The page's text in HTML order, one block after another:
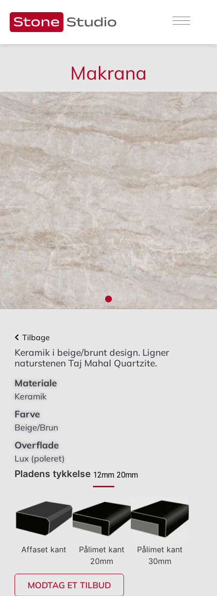
Makrana
Tilbage
Keramik i beige/brunt design. Ligner
naturstenen Taj Mahal Quartzite.
Materiale
Keramik
Farve
Beige/Brun
Overflade
Lux (poleret)
Pladens tykkelse 12mm 20mm
Affaset kant
Pålimet kant
20mm
Pålimet kant
30mm
MODTAG ET TILBUD